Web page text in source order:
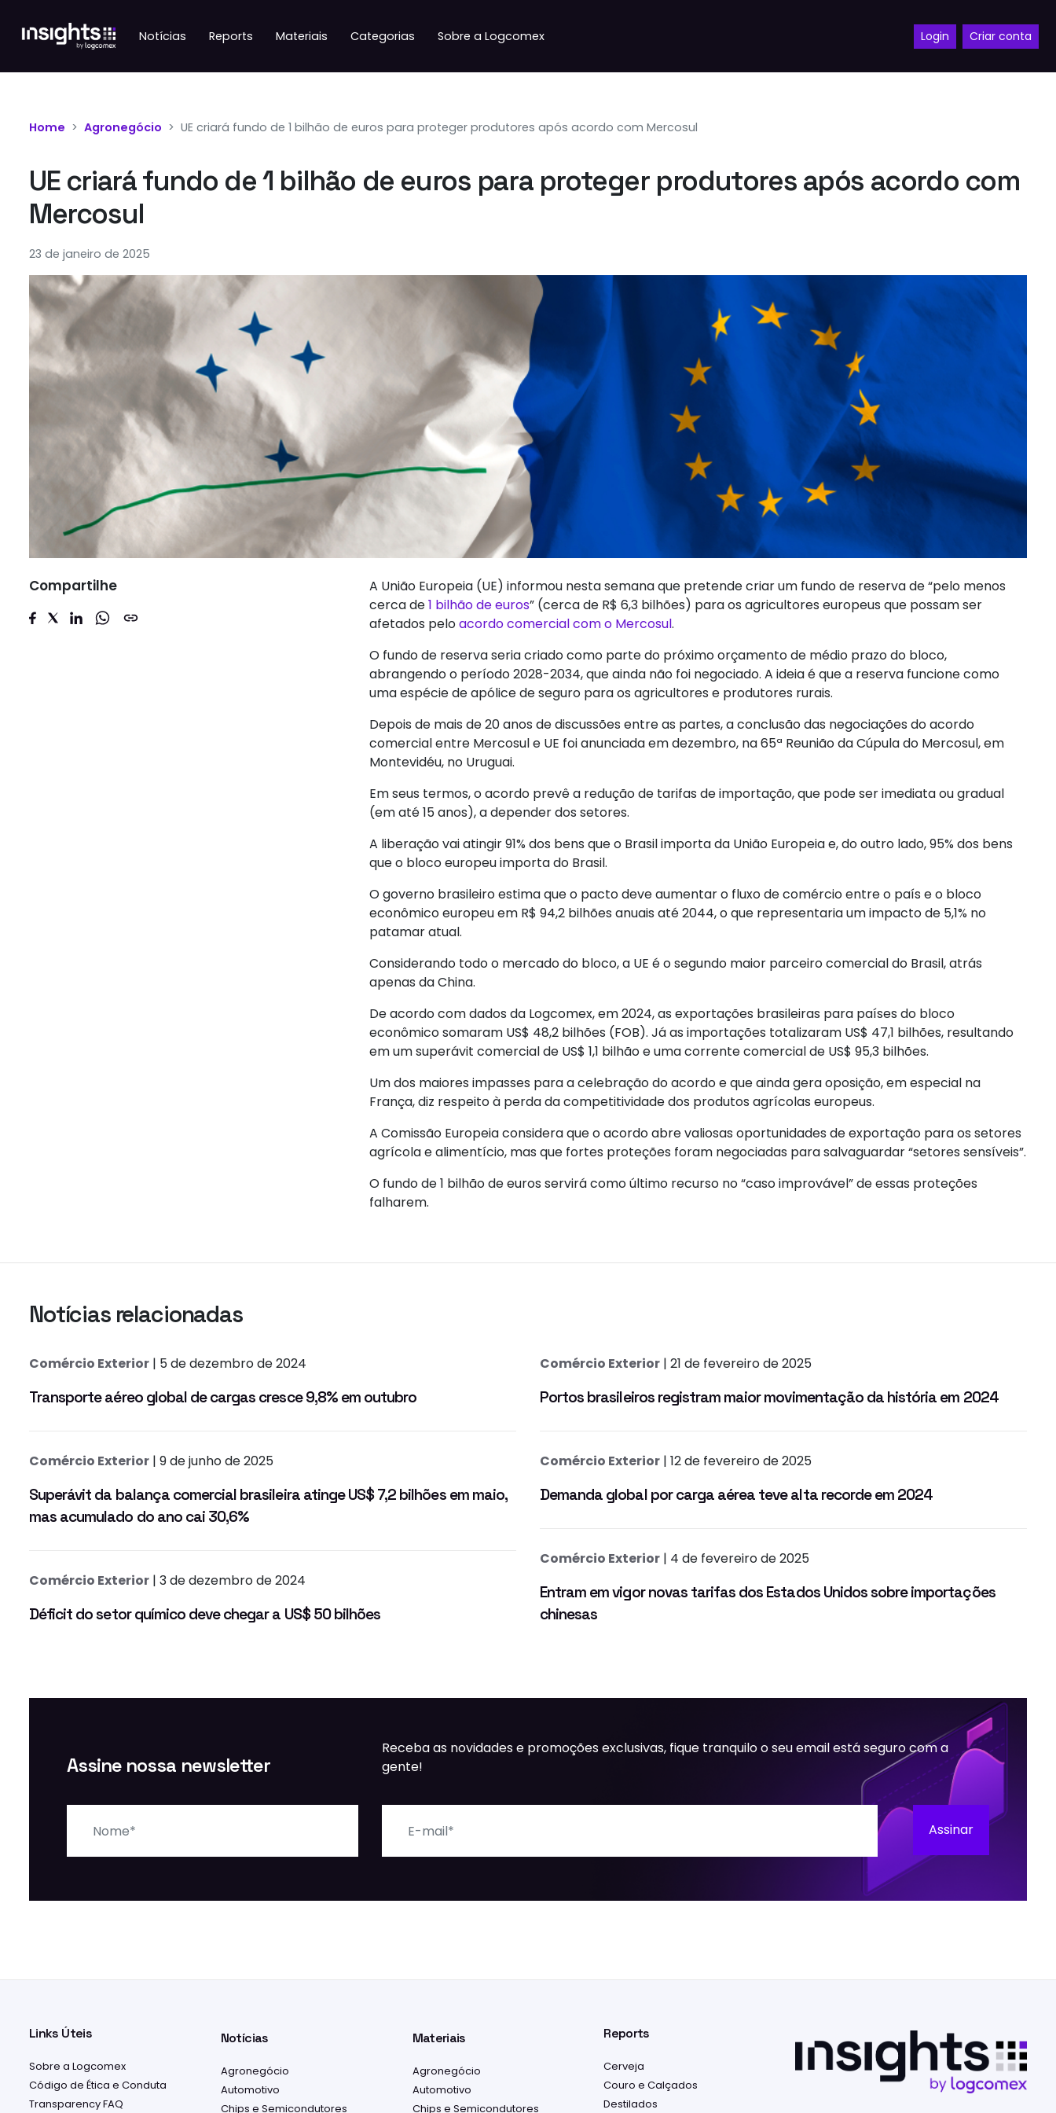
Notícias Reports Materiais Categorias Sobre a Logcomex Login Criar conta
Home Agronegócio UE criará fundo de 1 bilhão de euros para proteger produtores após acordo com Mercosul
UE criará fundo de 1 bilhão de euros para proteger produtores após acordo com
Mercosul
23 de janeiro de 2025
Compartilhe
A União Europeia (UE) informou nesta semana que pretende criar um fundo de reserva de “pelo menos
cerca de1 bilhão de euros” (cerca de R$ 6,3 bilhões) para os agricultores europeus que possam ser
afetados peloacordo comercial com o Mercosul.
O fundo de reserva seria criado como parte do próximo orçamento de médio prazo do bloco,
abrangendo o período 2028-2034, que ainda não foi negociado. A ideia é que a reserva funcione como
uma espécie de apólice de seguro para os agricultores e produtores rurais.
Depois de mais de 20 anos de discussões entre as partes, a conclusão das negociações do acordo
comercial entre Mercosul e UE foi anunciada em dezembro, na 65ª Reunião da Cúpula do Mercosul, em
Montevidéu, no Uruguai.
Em seus termos, o acordo prevê a redução de tarifas de importação, que pode ser imediata ou gradual
(em até 15 anos), a depender dos setores.
A liberação vai atingir 91% dos bens que o Brasil importa da União Europeia e, do outro lado, 95% dos bens
que o bloco europeu importa do Brasil.
O governo brasileiro estima que o pacto deve aumentar o fluxo de comércio entre o país e o bloco
econômico europeu em R$ 94,2 bilhões anuais até 2044, o que representaria um impacto de 5,1% no
patamar atual.
Considerando todo o mercado do bloco, a UE é o segundo maior parceiro comercial do Brasil, atrás
apenas da China.
De acordo com dados da Logcomex, em 2024, as exportações brasileiras para países do bloco
econômico somaram US$ 48,2 bilhões (FOB). Já as importações totalizaram US$ 47,1 bilhões, resultando
em um superávit comercial de US$ 1,1 bilhão e uma corrente comercial de US$ 95,3 bilhões.
Um dos maiores impasses para a celebração do acordo e que ainda gera oposição, em especial na
França, diz respeito à perda da competitividade dos produtos agrícolas europeus.
A Comissão Europeia considera que o acordo abre valiosas oportunidades de exportação para os setores
agrícola e alimentício, mas que fortes proteções foram negociadas para salvaguardar “setores sensíveis”.
O fundo de 1 bilhão de euros servirá como último recurso no “caso improvável” de essas proteções
falharem.
Notícias relacionadas
Comércio Exterior | 5 de dezembro de 2024
Transporte aéreo global de cargas cresce 9,8% em outubro
Comércio Exterior | 9 de junho de 2025
Superávit da balança comercial brasileira atinge US$ 7,2 bilhões em maio,
mas acumulado do ano cai 30,6%
Comércio Exterior | 3 de dezembro de 2024
Déficit do setor químico deve chegar a US$ 50 bilhões
Comércio Exterior | 21 de fevereiro de 2025
Portos brasileiros registram maior movimentação da história em 2024
Comércio Exterior | 12 de fevereiro de 2025
Demanda global por carga aérea teve alta recorde em 2024
Comércio Exterior | 4 de fevereiro de 2025
Entram em vigor novas tarifas dos Estados Unidos sobre importações
chinesas
Assine nossa newsletter
Receba as novidades e promoções exclusivas, fique tranquilo o seu email está seguro com a
gente!
Assinar
Links Úteis
Sobre a Logcomex
Código de Ética e Conduta
Transparency FAQ
Notícias
Agronegócio
Automotivo
Chips e Semicondutores
Materiais
Agronegócio
Automotivo
Chips e Semicondutores
Reports
Cerveja
Couro e Calçados
Destilados